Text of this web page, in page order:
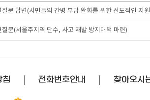
문 답변(시민들의 간병 부담 완화를 위한 선도적인 지
문(서울주지역 단수, 사고 재발 방지대책 마련)
침 전화번호안내 찾아오시